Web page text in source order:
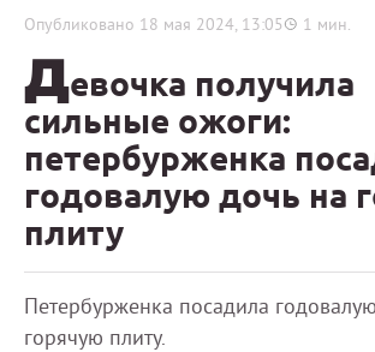
Опубликовано 18 мая 2024, 13:05 1 мин.
Девочка получила
сильные ожоги:
петербурженка
годовалую дочь на
плиту
Петербурженка посадила
горячую плиту.